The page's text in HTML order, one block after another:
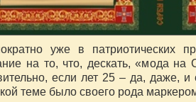
уже в патриотических
на то, что, дескать, «мода
если лет 25 – да, даже,
теме было своего рода